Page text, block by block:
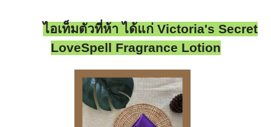
ไอเท็มตัวที่ห้า ได้แก่ Victoria's Secret
LoveSpell Fragrance Lotion